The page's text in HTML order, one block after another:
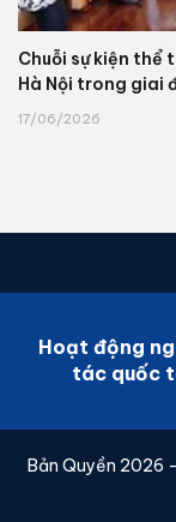
Chuỗi sự kiện thể
Hà Nội trong giai
17/06/2026
Hoạt động
tác quốc
Bản Quyền 2026 -